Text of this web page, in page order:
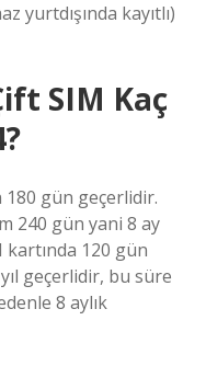
yurtdışında kayıtlı)
SIM Kaç
180 gün geçerlidir.
240 gün yani 8 ay
120 gün
geçerlidir, bu süre
8 aylık